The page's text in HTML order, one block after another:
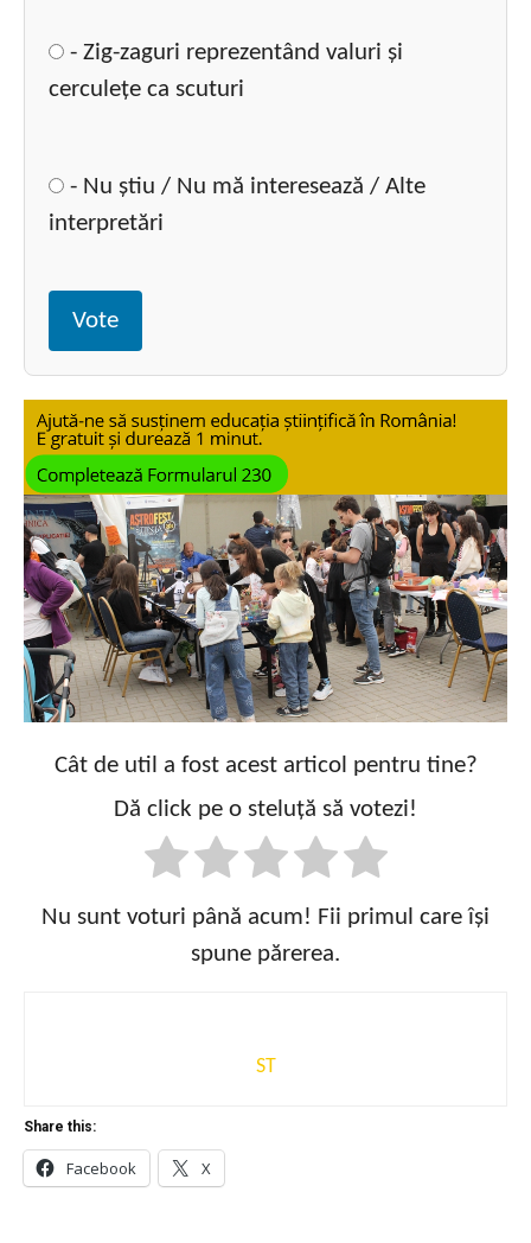
- Zig-zaguri reprezentând valuri și
cerculețe ca scuturi
- Nu știu / Nu mă interesează / Alte
interpretări
Vote
Cât de util a fost acest articol pentru tine?
Dă click pe o steluță să votezi!
Nu sunt voturi până acum! Fii primul care își
spune părerea.
ST
Share this:
Facebook X